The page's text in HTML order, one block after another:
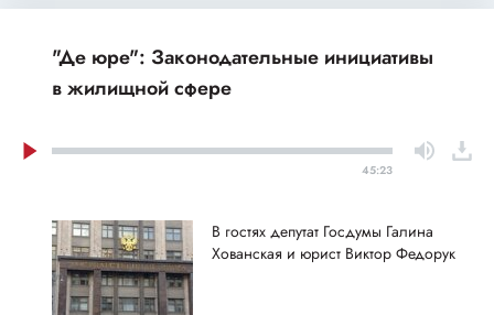
"Де юре": Законодательные инициативы
в жилищной сфере
45:23
В гостях депутат Госдумы Галина
Хованская и юрист Виктор Федорук